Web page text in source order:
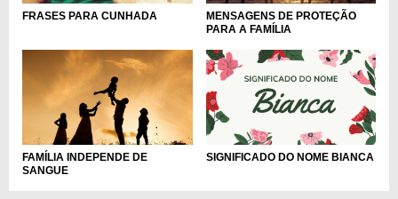
FRASES PARA CUNHADA
MENSAGENS DE PROTEÇÃO
PARA A FAMÍLIA
FAMÍLIA INDEPENDE DE
SANGUE
SIGNIFICADO DO NOME BIANCA